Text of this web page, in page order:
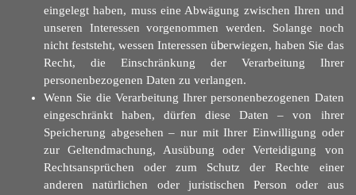
eingelegt haben, muss eine Abwägung zwischen Ihren und
unseren Interessen vorgenommen werden. Solange noch
nicht feststeht, wessen Interessen überwiegen, haben Sie das
Recht, die Einschränkung der Verarbeitung Ihrer
personenbezogenen Daten zu verlangen.
Wenn Sie die Verarbeitung Ihrer personenbezogenen Daten
eingeschränkt haben, dürfen diese Daten – von ihrer
Speicherung abgesehen – nur mit Ihrer Einwilligung oder
zur Geltendmachung, Ausübung oder Verteidigung von
Rechtsansprüchen oder zum Schutz der Rechte einer
anderen natürlichen oder juristischen Person oder aus